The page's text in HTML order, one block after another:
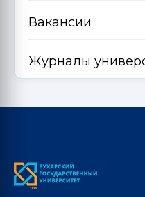
Вакансии
Журналы